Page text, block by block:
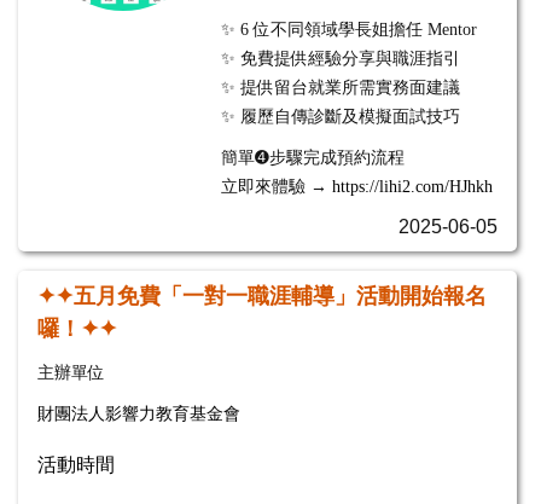
✨ 6 位不同領域學長姐擔任 Mentor
✨ 免費提供經驗分享與職涯指引
✨ 提供留台就業所需實務面建議
✨ 履歷自傳診斷及模擬面試技巧
簡單➍步驟完成預約流程
立即來體驗 →https://lihi2.com/HJhkh
2025-06-05
✦✦五月免費「一對一職涯輔導」活動開始報名
囉！✦✦
主辦單位
財團法人影響力教育基金會
活動時間